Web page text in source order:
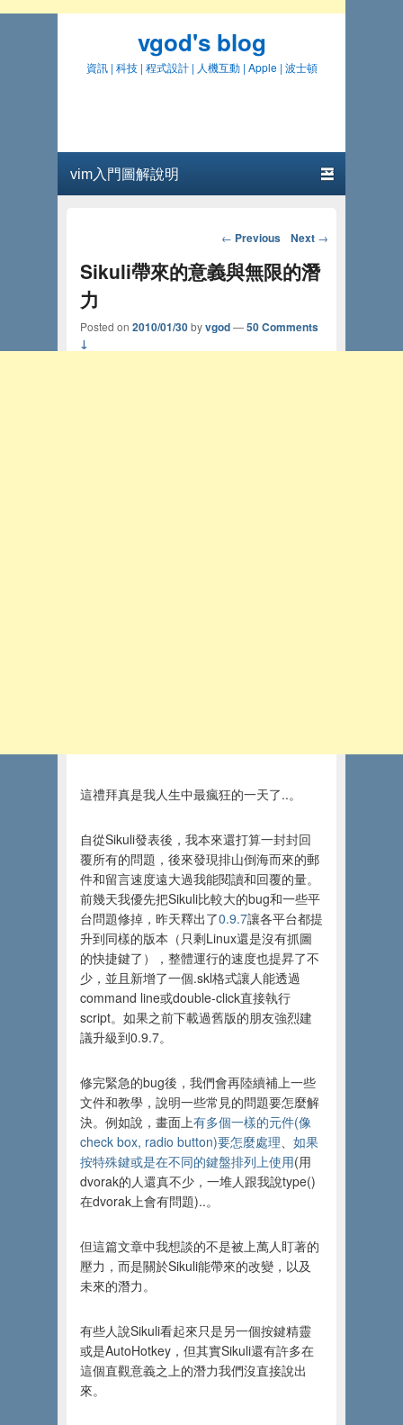
vgod's blog
資訊 | 科技 | 程式設計 | 人機互動 | Apple | 波士頓
Primary menu
Skip to primary content
Skip to secondary content
Post navigation
← Previous Next →
Sikuli帶來的意義與無限的潛
力
Posted on 2010/01/30byvgod—50 Comments
↓
這禮拜真是我人生中最瘋狂的一天了..。
自從Sikuli發表後，我本來還打算一封封回
覆所有的問題，後來發現排山倒海而來的郵
件和留言速度遠大過我能閱讀和回覆的量。
前幾天我優先把Sikuli比較大的bug和一些平
台問題修掉，昨天釋出了0.9.7讓各平台都提
升到同樣的版本（只剩Linux還是沒有抓圖
的快捷鍵了），整體運行的速度也提昇了不
少，並且新增了一個.skl格式讓人能透過
command line或double-click直接執行
script。如果之前下載過舊版的朋友強烈建
議升級到0.9.7。
修完緊急的bug後，我們會再陸續補上一些
文件和教學，說明一些常見的問題要怎麼解
決。例如說，畫面上有多個一樣的元件(像
check box, radio button)要怎麼處理、 如果
按特殊鍵或是在不同的鍵盤排列上使用(用
dvorak的人還真不少，一堆人跟我說type()
在dvorak上會有問題)..。
但這篇文章中我想談的不是被上萬人盯著的
壓力，而是關於Sikuli能帶來的改變，以及
未來的潛力。
有些人說Sikuli看起來只是另一個按鍵精靈
或是AutoHotkey，但其實Sikuli還有許多在
這個直觀意義之上的潛力我們沒直接說出
來。